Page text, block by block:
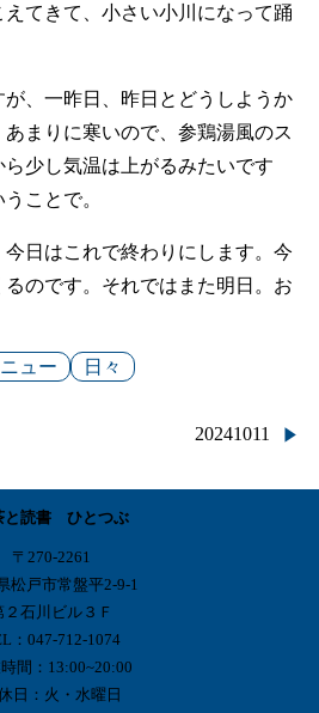
てきて、小さい小川になって踊
、一昨日、昨日とどうしようか
まりに寒いので、参鶏湯風のス
少し気温は上がるみたいです
ことで。
日はこれで終わりにします。今
のです。それではまた明日。お
ュー 日々
20241011
と読書 ひとつぶ
〒270-2261
松戸市常盤平2-9-1
２石川ビル３Ｆ
：047-712-1074
間：13:00~20:00
日：火・水曜日